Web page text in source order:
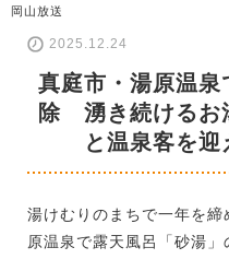
岡山放送
2025.12.24
真庭市・湯原温
除 湧き続けるお
と温泉客を迎
湯けむりのまちで一年を
原温泉で露天風呂「砂湯」